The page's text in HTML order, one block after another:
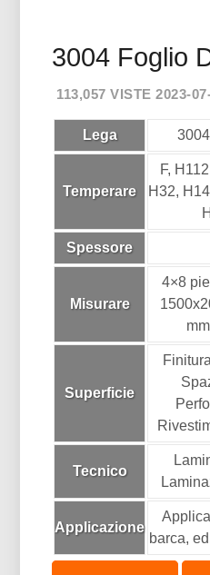
3004 Foglio
113,057 VISTE 2023-
Lega
Temperare
F,
H32,
Spessore
Misurare
4×8
Superficie
Tecnico
Applicazione
barca,